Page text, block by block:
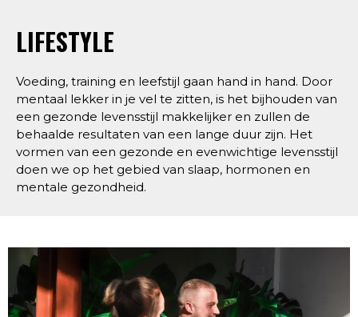
LIFESTYLE
Voeding, training en leefstijl gaan hand in hand. Door
mentaal lekker in je vel te zitten, is het bijhouden van
een gezonde levensstijl makkelijker en zullen de
behaalde resultaten van een lange duur zijn. Het
vormen van een gezonde en evenwichtige levensstijl
doen we op het gebied van slaap, hormonen en
mentale gezondheid.